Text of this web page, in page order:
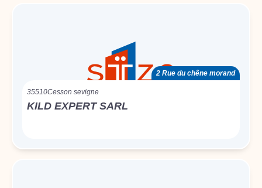
2 Rue du chêne morand
35510Cesson sevigne
KILD EXPERT SARL